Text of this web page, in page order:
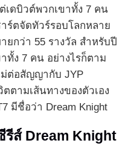
เดบิวต์พวกเขาทั้ง 7 คน
ตจัดทัวร์รอบโลกหลาย
ยกว่า 55 รางวัล สำหรับปี
ทั้ง 7 คน อย่างไรก็ตาม
ม่ต่อสัญญากับ JYP
ตตามเส้นทางของตัวเอง
มีชื่อว่า Dream Knight
รีส์ Dream Knight